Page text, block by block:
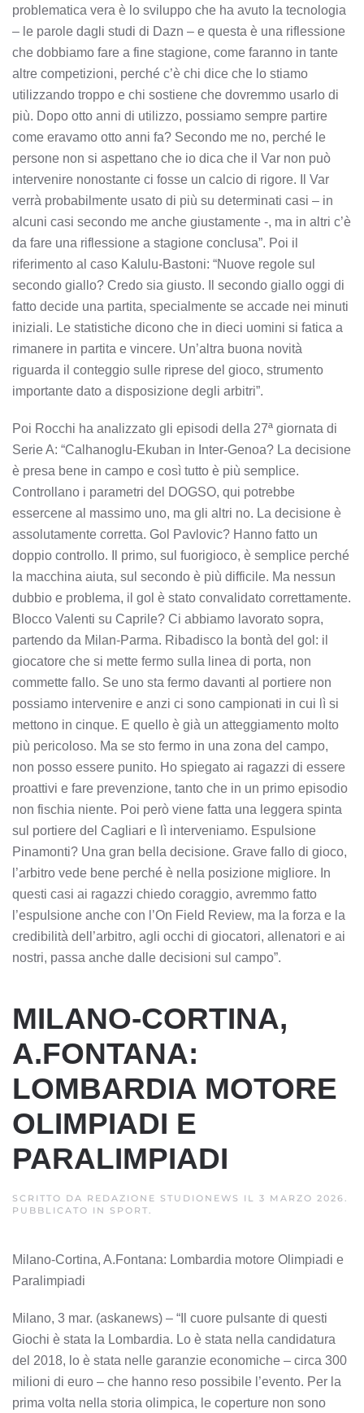
problematica vera è lo sviluppo che ha avuto la tecnologia
– le parole dagli studi di Dazn – e questa è una riflessione
che dobbiamo fare a fine stagione, come faranno in tante
altre competizioni, perché c’è chi dice che lo stiamo
utilizzando troppo e chi sostiene che dovremmo usarlo di
più. Dopo otto anni di utilizzo, possiamo sempre partire
come eravamo otto anni fa? Secondo me no, perché le
persone non si aspettano che io dica che il Var non può
intervenire nonostante ci fosse un calcio di rigore. Il Var
verrà probabilmente usato di più su determinati casi – in
alcuni casi secondo me anche giustamente -, ma in altri c’è
da fare una riflessione a stagione conclusa”. Poi il
riferimento al caso Kalulu-Bastoni: “Nuove regole sul
secondo giallo? Credo sia giusto. Il secondo giallo oggi di
fatto decide una partita, specialmente se accade nei minuti
iniziali. Le statistiche dicono che in dieci uomini si fatica a
rimanere in partita e vincere. Un’altra buona novità
riguarda il conteggio sulle riprese del gioco, strumento
importante dato a disposizione degli arbitri”.
Poi Rocchi ha analizzato gli episodi della 27ª giornata di
Serie A: “Calhanoglu-Ekuban in Inter-Genoa? La decisione
è presa bene in campo e così tutto è più semplice.
Controllano i parametri del DOGSO, qui potrebbe
essercene al massimo uno, ma gli altri no. La decisione è
assolutamente corretta. Gol Pavlovic? Hanno fatto un
doppio controllo. Il primo, sul fuorigioco, è semplice perché
la macchina aiuta, sul secondo è più difficile. Ma nessun
dubbio e problema, il gol è stato convalidato correttamente.
Blocco Valenti su Caprile? Ci abbiamo lavorato sopra,
partendo da Milan-Parma. Ribadisco la bontà del gol: il
giocatore che si mette fermo sulla linea di porta, non
commette fallo. Se uno sta fermo davanti al portiere non
possiamo intervenire e anzi ci sono campionati in cui lì si
mettono in cinque. E quello è già un atteggiamento molto
più pericoloso. Ma se sto fermo in una zona del campo,
non posso essere punito. Ho spiegato ai ragazzi di essere
proattivi e fare prevenzione, tanto che in un primo episodio
non fischia niente. Poi però viene fatta una leggera spinta
sul portiere del Cagliari e lì interveniamo. Espulsione
Pinamonti? Una gran bella decisione. Grave fallo di gioco,
l’arbitro vede bene perché è nella posizione migliore. In
questi casi ai ragazzi chiedo coraggio, avremmo fatto
l’espulsione anche con l’On Field Review, ma la forza e la
credibilità dell’arbitro, agli occhi di giocatori, allenatori e ai
nostri, passa anche dalle decisioni sul campo”.
MILANO-CORTINA,
A.FONTANA:
LOMBARDIA MOTORE
OLIMPIADI E
PARALIMPIADI
SCRITTO DA REDAZIONE STUDIONEWS IL 3 MARZO 2026.
PUBBLICATO IN SPORT.
Milano-Cortina, A.Fontana: Lombardia motore Olimpiadi e
Paralimpiadi
Milano, 3 mar. (askanews) – “Il cuore pulsante di questi
Giochi è stata la Lombardia. Lo è stata nella candidatura
del 2018, lo è stata nelle garanzie economiche – circa 300
milioni di euro – che hanno reso possibile l’evento. Per la
prima volta nella storia olimpica, le coperture non sono